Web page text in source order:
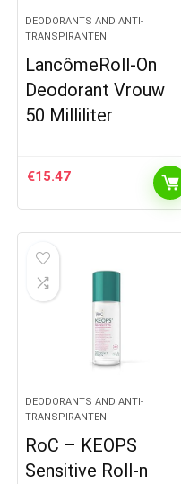
DEODORANTS AND ANTI-
TRANSPIRANTEN
LancômeRoll-On
Deodorant Vrouw
50 Milliliter
€15.47
DEODORANTS AND ANTI-
TRANSPIRANTEN
RoC – KEOPS
Sensitive Roll-n